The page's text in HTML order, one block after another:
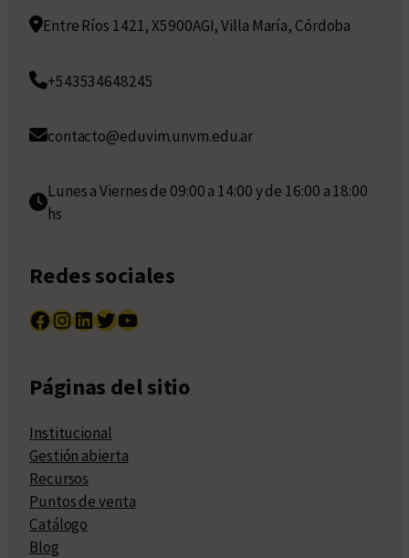
Entre Ríos 1421, X5900AGI, Villa María, Córdoba
+543534648245
contacto@eduvim.unvm.edu.ar
Lunes a Viernes de 09:00 a 14:00 y de 16:00 a 18:00
hs
Redes sociales
Facebook InstagramLinkedIn Twitter YouTube
Páginas del sitio
Institucional
Gestión abierta
Recursos
Puntos de venta
Catálogo
Blog